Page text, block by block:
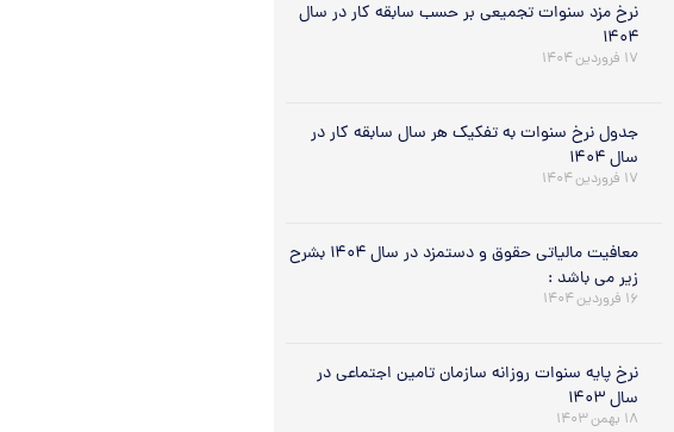
نرخ مزد سنوات تجمیعی بر حسب سابقه کار در سال
۱۴۰۴
۱۷ فروردین ۱۴۰۴
جدول نرخ سنوات به تفکیک هر سال سابقه کار در
سال ۱۴۰۴
۱۷ فروردین ۱۴۰۴
معافیت مالیاتی حقوق و دستمزد در سال ۱۴۰۴ بشرح
زیر می باشد :
۱۶ فروردین ۱۴۰۴
نرخ پایه سنوات روزانه سازمان تامین اجتماعی در
سال ۱۴۰۳
۱۸ بهمن ۱۴۰۳